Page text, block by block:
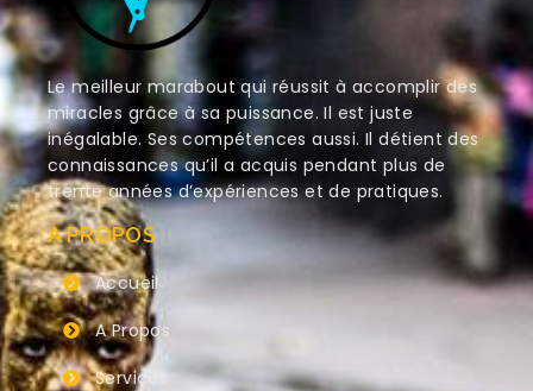
Le meilleur marabout qui réussit à accomplir des
miracles grâce à sa puissance. Il est juste
inégalable. Ses compétences aussi. Il détient des
connaissances qu’il a acquis pendant plus de
trente années d’expériences et de pratiques.
A PROPOS
Accueil
A Propos
Services